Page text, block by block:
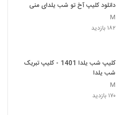
دانلود کلیپ آخ تو شب یلدای منی
M
۱۸۲ بازدید
کلیپ شب یلدا 1401 - کلیپ تبریک
شب یلدا
M
۱۷۰ بازدید